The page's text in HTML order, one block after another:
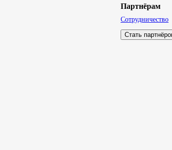
Партнёрам
Сотрудничество
Стать